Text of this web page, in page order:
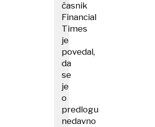
časnik
Financial
Times
je
povedal,
da
se
je
o
predlogu
nedavno